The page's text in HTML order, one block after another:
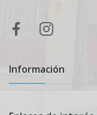
Información